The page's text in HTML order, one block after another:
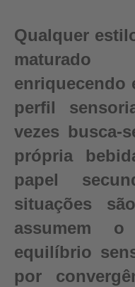
Qualquer
enriquecendo
perfil
vezes busca-
própria
papel
situações
assumem
equilíbrio
por